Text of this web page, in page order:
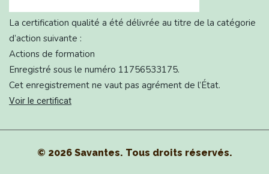
La certification qualité a été délivrée au titre de la catégorie
d’action suivante :
Actions de formation
Enregistré sous le numéro 11756533175.
Cet enregistrement ne vaut pas agrément de l’État.
Voir le certificat
© 2026 Savantes. Tous droits réservés.